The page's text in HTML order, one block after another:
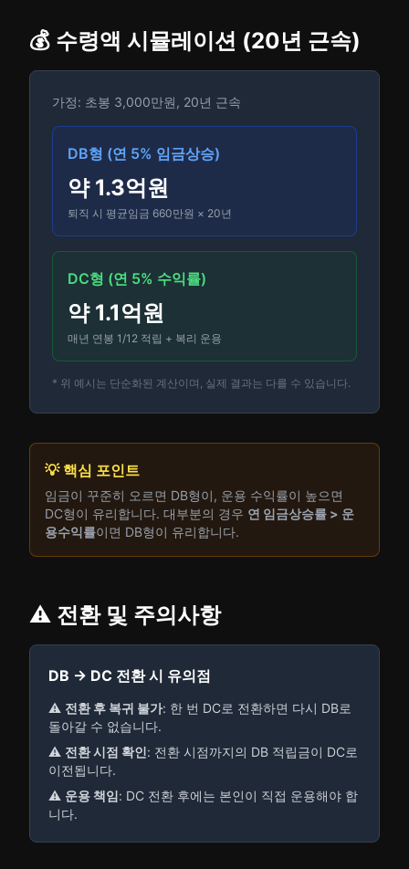
💰 수령액 시뮬레이션 (20년 근속)
가정: 초봉 3,000만원, 20년 근속
DB형 (연 5% 임금상승)
약 1.3억원
퇴직 시 평균임금 660만원 × 20년
DC형 (연 5% 수익률)
약 1.1억원
매년 연봉 1/12 적립 + 복리 운용
* 위 예시는 단순화된 계산이며, 실제 결과는 다를 수 있습니다.
💡 핵심 포인트
임금이 꾸준히 오르면 DB형이, 운용 수익률이 높으면
DC형이 유리합니다. 대부분의 경우 연 임금상승률 > 운
용수익률이면 DB형이 유리합니다.
⚠️ 전환 및 주의사항
DB → DC 전환 시 유의점
⚠️ 전환 후 복귀 불가: 한 번 DC로 전환하면 다시 DB로
돌아갈 수 없습니다.
⚠️ 전환 시점 확인: 전환 시점까지의 DB 적립금이 DC로
이전됩니다.
⚠️ 운용 책임: DC 전환 후에는 본인이 직접 운용해야 합
니다.